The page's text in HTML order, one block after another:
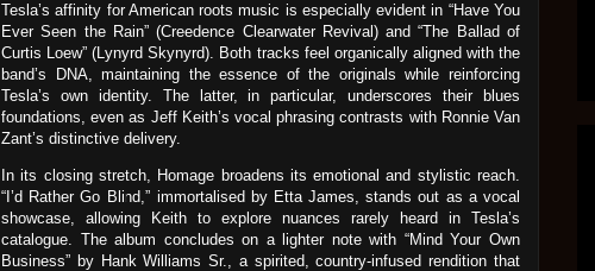
Tesla’s affinity for American roots music is especially evident in “Have You
Ever Seen the Rain” (Creedence Clearwater Revival) and “The Ballad of
Curtis Loew” (Lynyrd Skynyrd). Both tracks feel organically aligned with the
band’s DNA, maintaining the essence of the originals while reinforcing
Tesla’s own identity. The latter, in particular, underscores their blues
foundations, even as Jeff Keith’s vocal phrasing contrasts with Ronnie Van
Zant’s distinctive delivery.
In its closing stretch, Homage broadens its emotional and stylistic reach.
“I’d Rather Go Blind,” immortalised by Etta James, stands out as a vocal
showcase, allowing Keith to explore nuances rarely heard in Tesla’s
catalogue. The album concludes on a lighter note with “Mind Your Own
Business” by Hank Williams Sr., a spirited, country-infused rendition that